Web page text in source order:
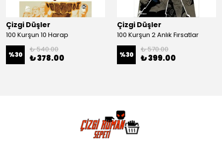
Çizgi Düşler
100 Kurşun 10 Harap
%30
₺ 540.00
₺ 378.00
Çizgi Düşler
100 Kurşun 2 Anlık Fırsatlar
%30
₺ 570.00
₺ 399.00